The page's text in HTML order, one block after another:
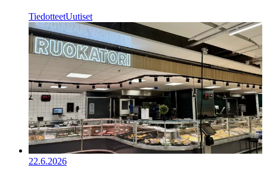
TiedotteetUutiset
22.6.2026